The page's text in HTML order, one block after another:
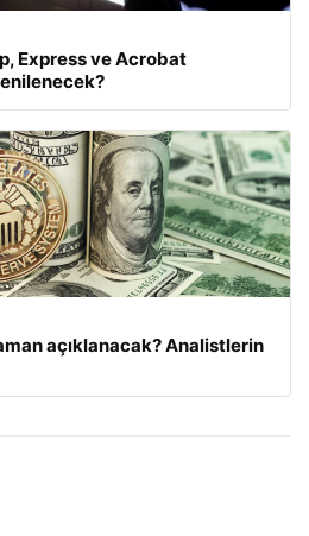
Express ve Acrobat
açıklanacak? Analistlerin